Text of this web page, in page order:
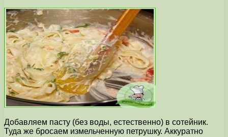
Добавляем пасту (без воды, естественно) в сотейник.
Туда же бросаем измельченную петрушку. Аккуратно